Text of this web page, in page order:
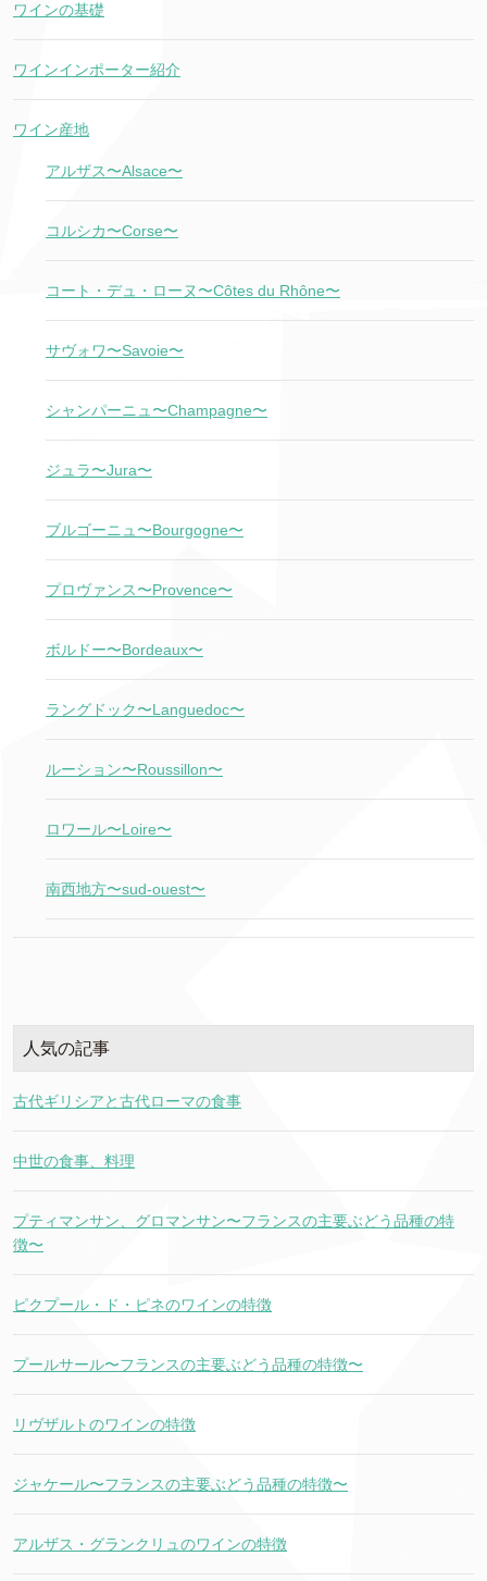
ワインの基礎
ワインインポーター紹介
ワイン産地
アルザス〜Alsace〜
コルシカ〜Corse〜
コート・デュ・ローヌ〜Côtes du Rhône〜
サヴォワ〜Savoie〜
シャンパーニュ〜Champagne〜
ジュラ〜Jura〜
ブルゴーニュ〜Bourgogne〜
プロヴァンス〜Provence〜
ボルドー〜Bordeaux〜
ラングドック〜Languedoc〜
ルーション〜Roussillon〜
ロワール〜Loire〜
南西地方〜sud-ouest〜
人気の記事
古代ギリシアと古代ローマの食事
中世の食事、料理
プティマンサン、グロマンサン〜フランスの主要ぶどう品種の特
徴〜
ピクプール・ド・ピネのワインの特徴
プールサール〜フランスの主要ぶどう品種の特徴〜
リヴザルトのワインの特徴
ジャケール〜フランスの主要ぶどう品種の特徴〜
アルザス・グランクリュのワインの特徴